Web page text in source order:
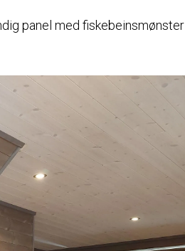
panel med fiskebeinsmønster